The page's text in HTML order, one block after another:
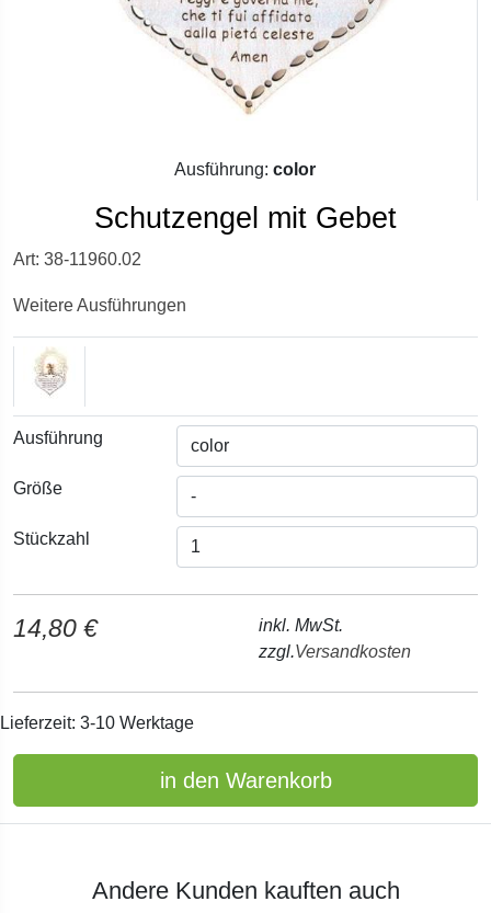
Ausführung: color
Schutzengel mit Gebet
Art: 38-11960.02
Weitere Ausführungen
Ausführung
Größe
Stückzahl
14,80 €
inkl. MwSt.
zzgl.Versandkosten
Lieferzeit: 3-10 Werktage
in den Warenkorb
Andere Kunden kauften auch